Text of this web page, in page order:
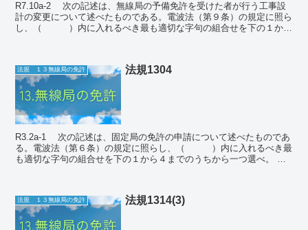
R7.10a-2 次の記述は、無線局の予備免許を受けた者が行う工事設
計の変更について述べたものである。電波法（第９条）の規定に照ら
し、（ ）内に入れるべき最も適切な字句の組合せを下の１から
法規 １３無線局の免許 法規1304
R3.2a-1 次の記述は、固定局の免許の申請について述べたものであ
る。電波法（第６条）の規定に照らし、（ ）内に入れるべき最
も適切な字句の組合せを下の１から４までのうちから一つ選べ。
法規 １３無線局の免許 法規1314(3)